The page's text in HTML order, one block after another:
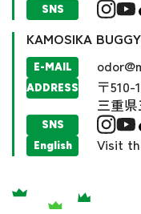
SNS
KAMOSIKA
E-MAIL
ADDRESS
〒510-
三重
SNS
English
Visit